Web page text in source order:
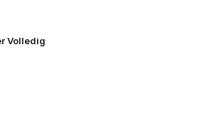
Volledig